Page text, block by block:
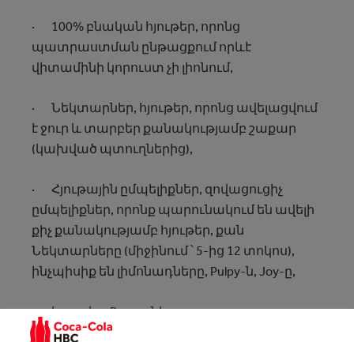
· 100% բնական հյութեր, որոնց
պատրաստման ընթացքում որևէ
վիտամինի կորուստ չի լիոնում,
· Նեկտարներ, հյութեր, որոնց ավելացվում
է ջուր և տարբեր քանակությամբ շաքար
(կախված պտուղներից),
· Հյութային ըմպելիքներ, զովացուցիչ
ըմպելիքներ, որոնք պարունակում են ավելի
քիչ քանակությամբ հյութեր, քան
Նեկտարները (միջինում ՝ 5-ից 12 տոկոս),
ինչպիսիք են լիմոնադները, Pulpy-ն, Joy-ը,
· խյուսեր, Puree -ներ։